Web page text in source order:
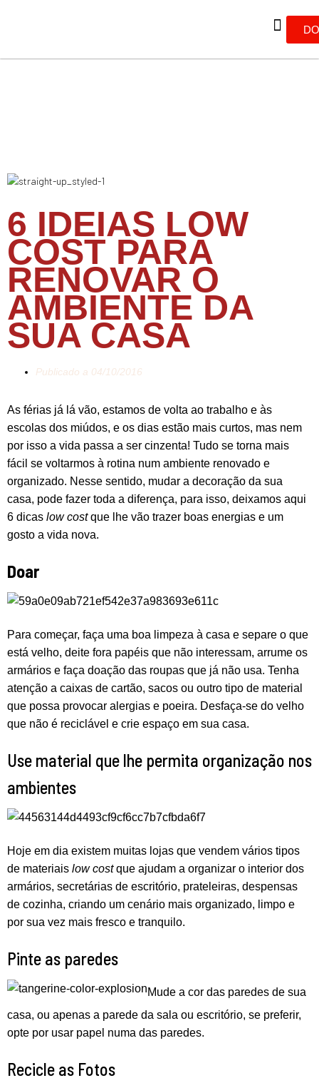
6 IDEIAS LOW
COST PARA
RENOVAR O
AMBIENTE DA
SUA CASA
Publicado a 04/10/2016
As férias já lá vão, estamos de volta ao trabalho e às
escolas dos miúdos, e os dias estão mais curtos, mas nem
por isso a vida passa a ser cinzenta! Tudo se torna mais
fácil se voltarmos à rotina num ambiente renovado e
organizado. Nesse sentido, mudar a decoração da sua
casa, pode fazer toda a diferença, para isso, deixamos aqui
6 dicas low costque lhe vão trazer boas energias e um
gosto a vida nova.
Doar
Para começar, faça uma boa limpeza à casa e separe o que
está velho, deite fora papéis que não interessam, arrume os
armários e faça doação das roupas que já não usa. Tenha
atenção a caixas de cartão, sacos ou outro tipo de material
que possa provocar alergias e poeira. Desfaça-se do velho
que não é reciclável e crie espaço em sua casa.
Use material que lhe permita organização nos
ambientes
Hoje em dia existem muitas lojas que vendem vários tipos
de materiais low costque ajudam a organizar o interior dos
armários, secretárias de escritório, prateleiras, despensas
de cozinha, criando um cenário mais organizado, limpo e
por sua vez mais fresco e tranquilo.
Pinte as paredes
Mude a cor das paredes de sua
casa, ou apenas a parede da sala ou escritório, se preferir,
opte por usar papel numa das paredes.
Recicle as Fotos